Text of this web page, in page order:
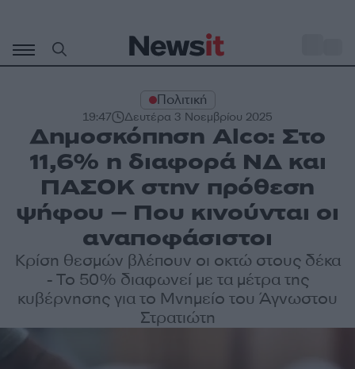
περιεχόμενο
Πολιτική
19:47 Δευτέρα 3 Νοεμβρίου 2025
Δημοσκόπηση Alco: Στο
11,6% η διαφορά ΝΔ και
ΠΑΣΟΚ στην πρόθεση
ψήφου – Που κινούνται οι
αναποφάσιστοι
Κρίση θεσμών βλέπουν οι οκτώ στους δέκα
- Το 50% διαφωνεί με τα μέτρα της
κυβέρνησης για το Μνημείο του Άγνωστου
Στρατιώτη